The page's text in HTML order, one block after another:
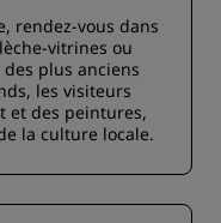
rendez-vous dans
vitrines ou
plus anciens
les visiteurs
et des peintures,
la culture locale.